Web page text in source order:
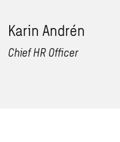
Karin Andrén
Chief HR Officer